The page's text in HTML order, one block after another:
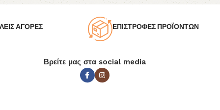
ΑΓΟΡΕΣ ΕΠΙΣΤΡΟΦΕΣ ΠΡΟΪΟΝΤΩΝ
Βρείτε μας στα social media